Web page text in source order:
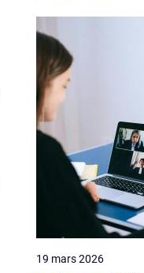
19 mars 2026